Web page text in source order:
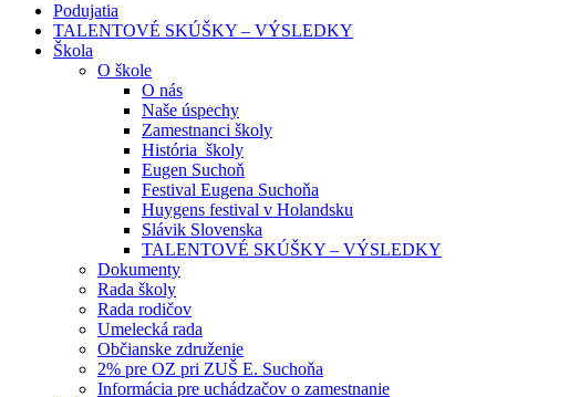
Podujatia
TALENTOVÉ SKÚŠKY – VÝSLEDKY
Škola
O škole
O nás
Naše úspechy
Zamestnanci školy
História školy
Eugen Suchoň
Festival Eugena Suchoňa
Huygens festival v Holandsku
Slávik Slovenska
TALENTOVÉ SKÚŠKY – VÝSLEDKY
Dokumenty
Rada školy
Rada rodičov
Umelecká rada
Občianske združenie
2% pre OZ pri ZUŠ E. Suchoňa
Informácia pre uchádzačov o zamestnanie